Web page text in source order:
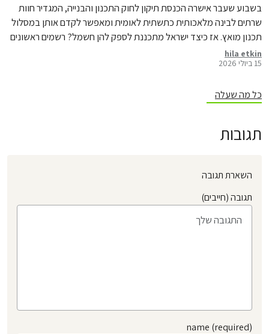
בשבוע שעבר אישרה הכנסת תיקון לחוק התכנון והבנייה, המגדיר חוות
שרתים לבינה מלאכותית כתשתית לאומית ומאפשר לקדם אותן במסלול
תכנון מואץ. אז כיצד ישראל מתכננת לספק להן חשמל? רשמים ראשונים
מדיון מקצועי בנושא
hila etkin
15 ביולי 2026
כל מה שעלה
תגובות
השארת תגובה
תגובה (חייבים)
name (required)